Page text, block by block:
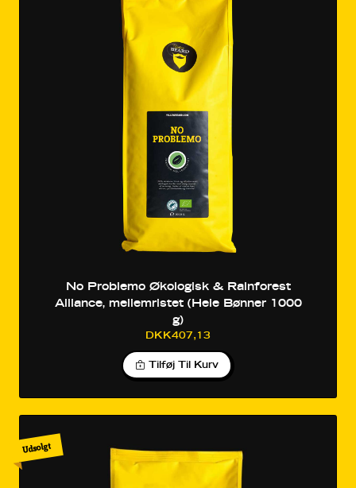
No Problemo Økologisk & Rainforest
Alliance, mellemristet (Hele Bønner 1000
g)
DKK407,13
Tilføj Til Kurv
Udsolgt